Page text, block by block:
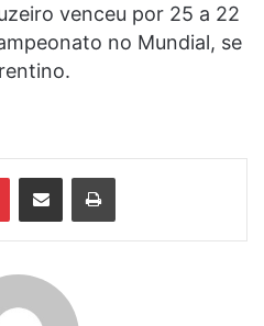
venceu por 25 a 22
no Mundial, se
PinterestCompartilhar via e-mail Imprimir